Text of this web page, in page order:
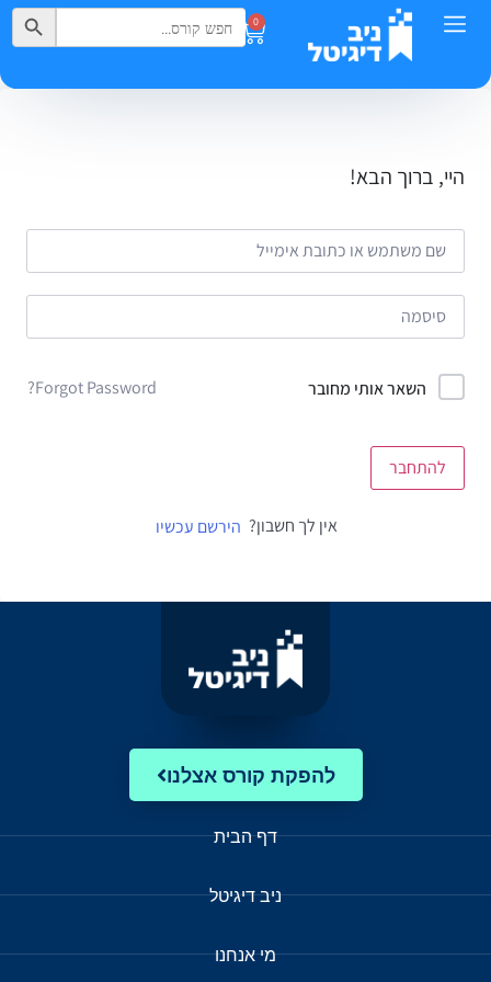
0
Search
for:
Search Button
היי, ברוך הבא!
השאר אותי מחובר Forgot Password?
להתחבר
אין לך חשבון? הירשם עכשיו
להפקת קורס אצלנו
דף הבית
ניב דיגיטל
מי אנחנו